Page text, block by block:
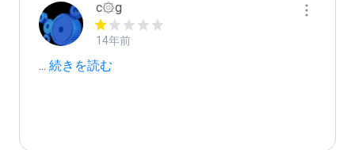
c۞g
14年前
... 続きを読む